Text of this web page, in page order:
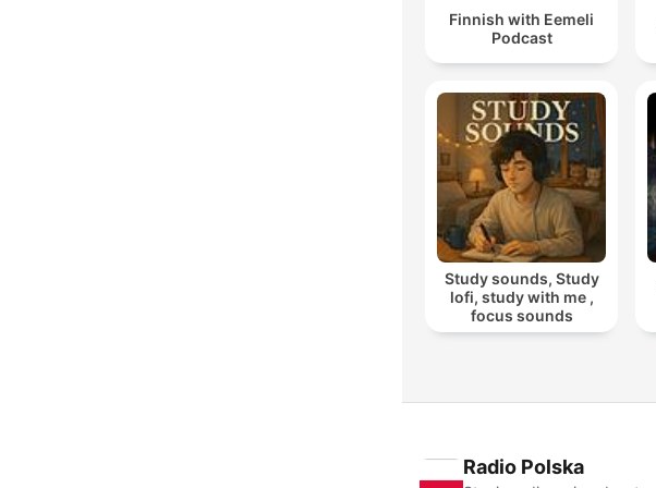
Finnish with Eemeli
Podcast
Study sounds, Study
lofi, study with me ,
focus sounds
Radio Polska